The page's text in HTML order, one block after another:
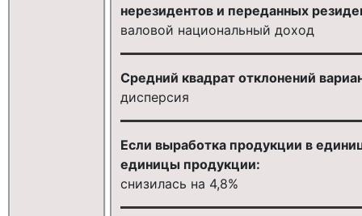
нерезидентов и переданных
валовой национальный доход
Средний квадрат отклонений
дисперсия
Если выработка продукции в
единицы продукции:
снизилась на 4,8%